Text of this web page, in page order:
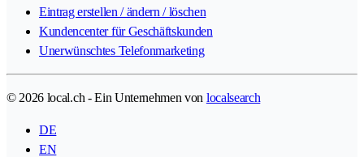
Eintrag erstellen / ändern / löschen
Kundencenter für Geschäftskunden
Unerwünschtes Telefonmarketing
© 2026 local.ch - Ein Unternehmen von localsearch
DE
EN